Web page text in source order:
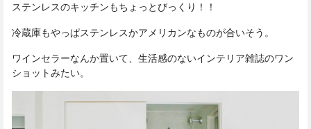
ステンレスのキッチンもちょっとびっくり！！
冷蔵庫もやっぱステンレスかアメリカンなものが合いそう。
ワインセラーなんか置いて、生活感のないインテリア雑誌のワン
ショットみたい。